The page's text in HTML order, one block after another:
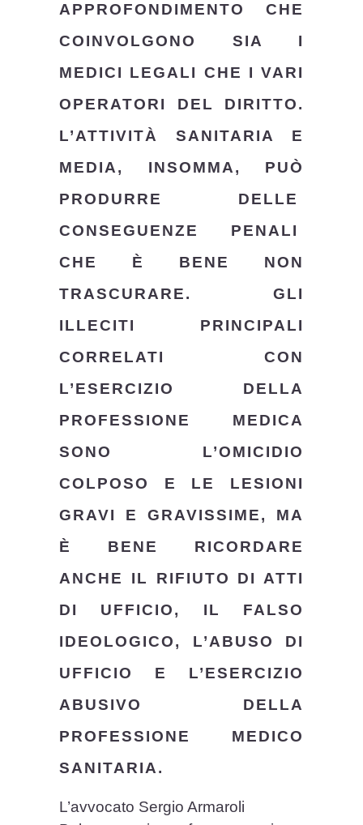
APPROFONDIMENTO CHE
COINVOLGONO SIA I
MEDICI LEGALI CHE I VARI
OPERATORI DEL DIRITTO.
L’ATTIVITÀ SANITARIA E
MEDIA, INSOMMA, PUÒ
PRODURRE DELLE
CONSEGUENZE PENALI
CHE È BENE NON
TRASCURARE. GLI
ILLECITI PRINCIPALI
CORRELATI CON
L’ESERCIZIO DELLA
PROFESSIONE MEDICA
SONO L’OMICIDIO
COLPOSO E LE LESIONI
GRAVI E GRAVISSIME, MA
È BENE RICORDARE
ANCHE IL RIFIUTO DI ATTI
DI UFFICIO, IL FALSO
IDEOLOGICO, L’ABUSO DI
UFFICIO E L’ESERCIZIO
ABUSIVO DELLA
PROFESSIONE MEDICO
SANITARIA.
L’avvocato Sergio Armaroli